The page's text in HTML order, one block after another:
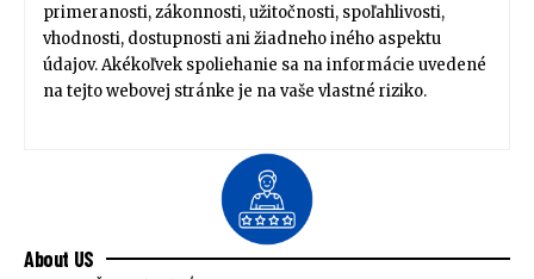
primeranosti, zákonnosti, užitočnosti, spoľahlivosti,
vhodnosti, dostupnosti ani žiadneho iného aspektu
údajov. Akékoľvek spoliehanie sa na informácie uvedené
na tejto webovej stránke je na vaše vlastné riziko.
About US